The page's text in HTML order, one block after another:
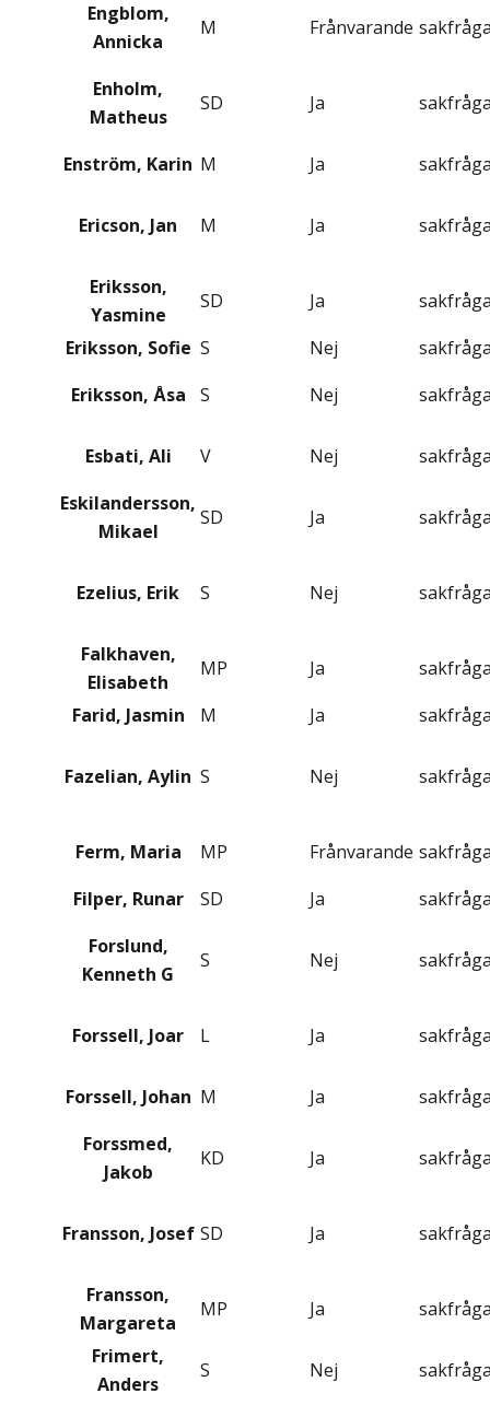
Engblom,
Annicka
M Frånvarande
Enholm,
Matheus
SD Ja
Enström, Karin M Ja
Ericson, Jan M Ja
Eriksson,
Yasmine
SD Ja
Eriksson, Sofie S Nej
Eriksson, Åsa
S Nej
Esbati, Ali V Nej
Eskilandersson,
Mikael
SD Ja
Ezelius, Erik S Nej
Falkhaven,
Elisabeth
MP Ja
Farid, Jasmin
M Ja
Fazelian, Aylin S Nej
Ferm, Maria MP Frånvarande
Filper, Runar
SD Ja
Forslund,
Kenneth G
S Nej
Forssell, Joar L Ja
Forssell, Johan M Ja
Forssmed,
Jakob
KD Ja
Fransson, Josef SD Ja
Fransson,
Margareta
MP Ja
Frimert,
Anders
S Nej